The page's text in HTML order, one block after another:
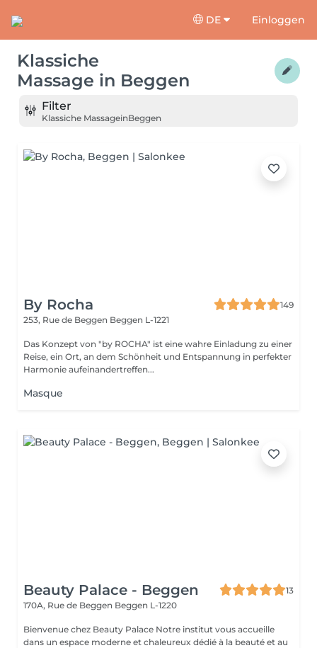
DE Einloggen
Klassiche
Massage in Beggen
Filter
Klassiche MassageinBeggen
By Rocha
149
253, Rue de Beggen Beggen L-1221
Das Konzept von "by ROCHA" ist eine wahre Einladung zu einer
Reise, ein Ort, an dem Schönheit und Entspannung in perfekter
Harmonie aufeinandertreffen...
Masque
Beauty Palace - Beggen
13
170A, Rue de Beggen Beggen L-1220
Bienvenue chez Beauty Palace Notre institut vous accueille
dans un espace moderne et chaleureux dédié à la beauté et au